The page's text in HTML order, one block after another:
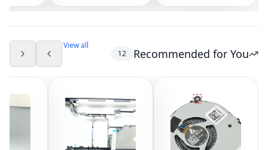
Recommended for You
12
View all